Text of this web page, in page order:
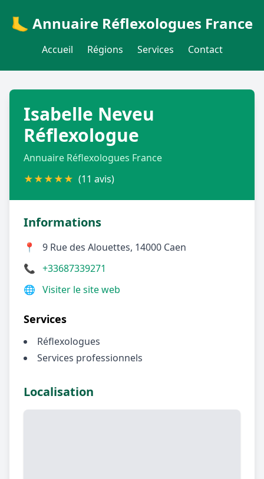
🦶 Annuaire Réflexologues France
Accueil Régions Services Contact
Isabelle Neveu
Réflexologue
Annuaire Réflexologues France
★★★★★ (11 avis)
Informations
📍
9 Rue des Alouettes, 14000 Caen
📞 +33687339271
🌐 Visiter le site web
Services
Réflexologues
Services professionnels
Localisation